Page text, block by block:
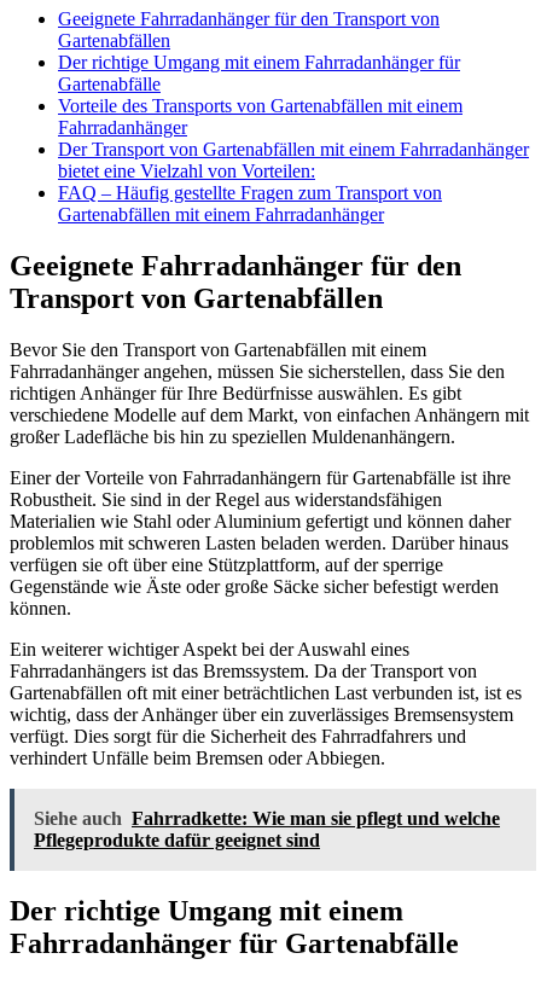
Geeignete Fahrradanhänger für den Transport von
Gartenabfällen
Der richtige Umgang mit einem Fahrradanhänger für
Gartenabfälle
Vorteile des Transports von Gartenabfällen mit einem
Fahrradanhänger
Der Transport von Gartenabfällen mit einem Fahrradanhänger
bietet eine Vielzahl von Vorteilen:
FAQ – Häufig gestellte Fragen zum Transport von
Gartenabfällen mit einem Fahrradanhänger
Geeignete Fahrradanhänger für den
Transport von Gartenabfällen
Bevor Sie den Transport von Gartenabfällen mit einem
Fahrradanhänger angehen, müssen Sie sicherstellen, dass Sie den
richtigen Anhänger für Ihre Bedürfnisse auswählen. Es gibt
verschiedene Modelle auf dem Markt, von einfachen Anhängern mit
großer Ladefläche bis hin zu speziellen Muldenanhängern.
Einer der Vorteile von Fahrradanhängern für Gartenabfälle ist ihre
Robustheit. Sie sind in der Regel aus widerstandsfähigen
Materialien wie Stahl oder Aluminium gefertigt und können daher
problemlos mit schweren Lasten beladen werden. Darüber hinaus
verfügen sie oft über eine Stützplattform, auf der sperrige
Gegenstände wie Äste oder große Säcke sicher befestigt werden
können.
Ein weiterer wichtiger Aspekt bei der Auswahl eines
Fahrradanhängers ist das Bremssystem. Da der Transport von
Gartenabfällen oft mit einer beträchtlichen Last verbunden ist, ist es
wichtig, dass der Anhänger über ein zuverlässiges Bremsensystem
verfügt. Dies sorgt für die Sicherheit des Fahrradfahrers und
verhindert Unfälle beim Bremsen oder Abbiegen.
Siehe auch Fahrradkette: Wie man sie pflegt und welche
Pflegeprodukte dafür geeignet sind
Der richtige Umgang mit einem
Fahrradanhänger für Gartenabfälle